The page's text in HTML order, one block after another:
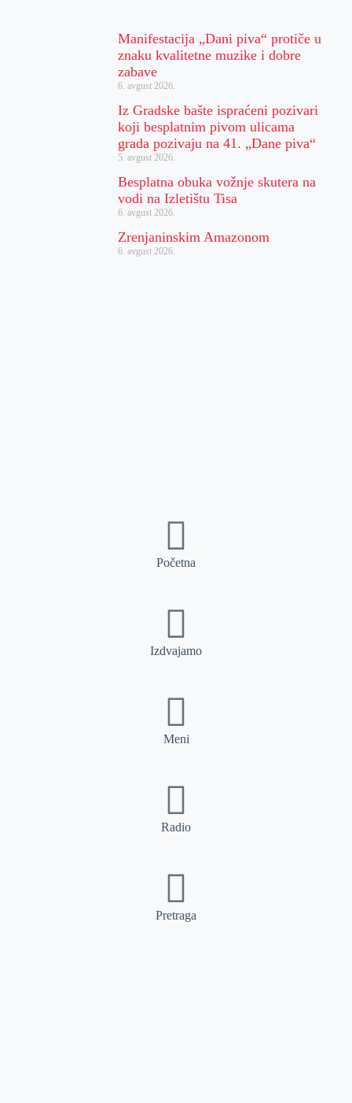
Manifestacija „Dani piva“ protiče u
znaku kvalitetne muzike i dobre
zabave
6. avgust 2026.
Iz Gradske bašte ispraćeni pozivari
koji besplatnim pivom ulicama
grada pozivaju na 41. „Dane piva“
5. avgust 2026.
Besplatna obuka vožnje skutera na
vodi na Izletištu Tisa
6. avgust 2026.
Zrenjaninskim Amazonom
6. avgust 2026.
Početna
Izdvajamo
Meni
Radio
Pretraga